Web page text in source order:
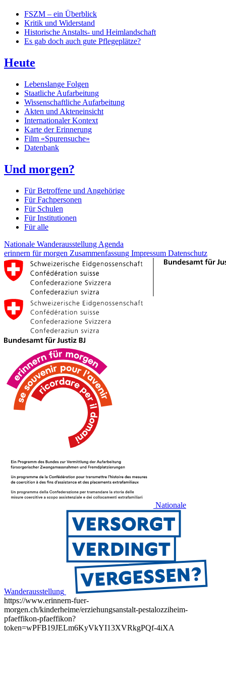
FSZM – ein Überblick
Kritik und Widerstand
Historische Anstalts- und Heimlandschaft
Es gab doch auch gute Pflegeplätze?
Heute
Lebenslange Folgen
Staatliche Aufarbeitung
Wissenschaftliche Aufarbeitung
Akten und Akteneinsicht
Internationaler Kontext
Karte der Erinnerung
Film «Spurensuche»
Datenbank
Und morgen?
Für Betroffene und Angehörige
Für Fachpersonen
Für Schulen
Für Institutionen
Für alle
Nationale Wanderausstellung Agenda
erinnern für morgen Zusammenfassung Impressum Datenschutz
Nationale
Wanderausstellung
https://www.erinnern-fuer-
morgen.ch/kinderheime/erziehungsanstalt-pestalozziheim-
pfaeffikon-pfaeffikon?
token=wPFB19JELm6KyVkYI13XVRkgPQf-4iXA